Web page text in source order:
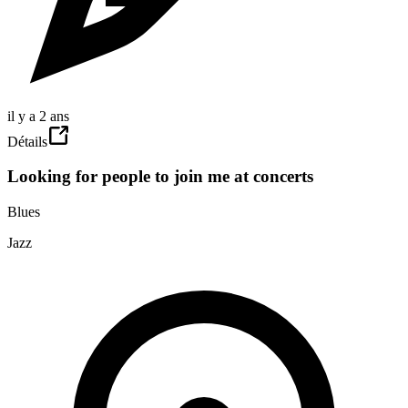
il y a 2 ans
Détails
Looking for people to join me at concerts
Blues
Jazz